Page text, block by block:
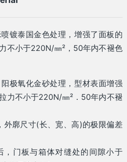
镀泰国金色处理，增强了面板的
不小于220N/㎜²，50年内不褪色
极氧化金砂处理，型材表面增强
力不小于220N/㎜²．50年内不褪
廓尺寸(长、宽、高)的极限偏差
门板与箱体对缝处的间隙小于